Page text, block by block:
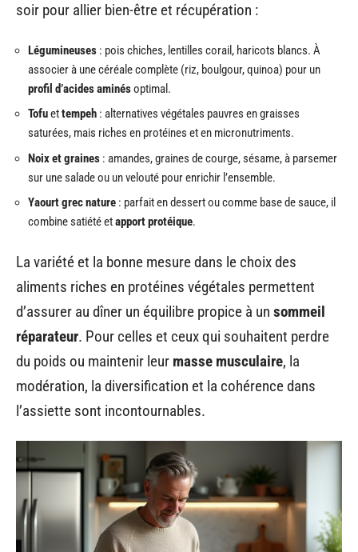
soir pour allier bien-être et récupération :
Légumineuses : pois chiches, lentilles corail, haricots blancs. À
associer à une céréale complète (riz, boulgour, quinoa) pour un
profil d’acides aminésoptimal.
Tofuettempeh : alternatives végétales pauvres en graisses
saturées, mais riches en protéines et en micronutriments.
Noix et graines : amandes, graines de courge, sésame, à parsemer
sur une salade ou un velouté pour enrichir l’ensemble.
Yaourt grec nature : parfait en dessert ou comme base de sauce, il
combine satiété etapport protéique.
La variété et la bonne mesure dans le choix des
aliments riches en protéines végétales permettent
d’assurer au dîner un équilibre propice à un sommeil
réparateur. Pour celles et ceux qui souhaitent perdre
du poids ou maintenir leur masse musculaire, la
modération, la diversification et la cohérence dans
l’assiette sont incontournables.